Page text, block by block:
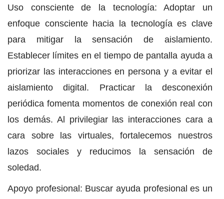
Uso consciente de la tecnología: Adoptar un
enfoque consciente hacia la tecnología es clave
para mitigar la sensación de aislamiento.
Establecer límites en el tiempo de pantalla ayuda a
priorizar las interacciones en persona y a evitar el
aislamiento digital. Practicar la desconexión
periódica fomenta momentos de conexión real con
los demás. Al privilegiar las interacciones cara a
cara sobre las virtuales, fortalecemos nuestros
lazos sociales y reducimos la sensación de
soledad.
Apoyo profesional: Buscar ayuda profesional es un